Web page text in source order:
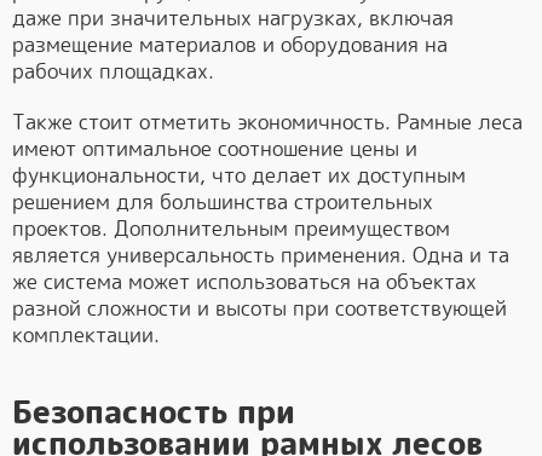
даже при значительных нагрузках, включая
размещение материалов и оборудования на
рабочих площадках.
Также стоит отметить экономичность. Рамные леса
имеют оптимальное соотношение цены и
функциональности, что делает их доступным
решением для большинства строительных
проектов. Дополнительным преимуществом
является универсальность применения. Одна и та
же система может использоваться на объектах
разной сложности и высоты при соответствующей
комплектации.
Безопасность при
использовании рамных лесов